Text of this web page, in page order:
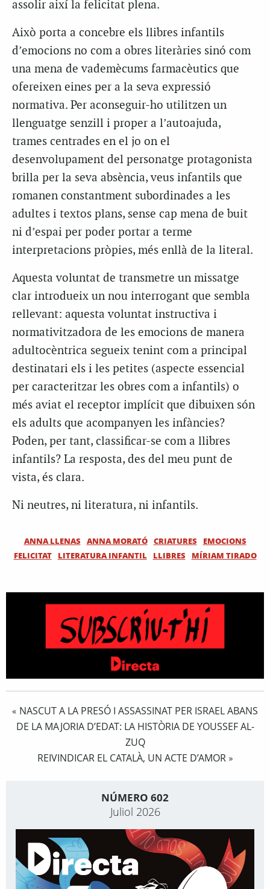
assolir així la felicitat plena.
Això porta a concebre els llibres infantils
d’emocions no com a obres literàries sinó com
una mena de vademècums farmacèutics que
ofereixen eines per a la seva expressió
normativa. Per aconseguir-ho utilitzen un
llenguatge senzill i proper a l’autoajuda,
trames centrades en el jo on el
desenvolupament del personatge protagonista
brilla per la seva absència, veus infantils que
romanen constantment subordinades a les
adultes i textos plans, sense cap mena de buit
ni d’espai per poder portar a terme
interpretacions pròpies, més enllà de la literal.
Aquesta voluntat de transmetre un missatge
clar introdueix un nou interrogant que sembla
rellevant: aquesta voluntat instructiva i
normativitzadora de les emocions de manera
adultocèntrica segueix tenint com a principal
destinatari els i les petites (aspecte essencial
per caracteritzar les obres com a infantils) o
més aviat el receptor implícit que dibuixen són
els adults que acompanyen les infàncies?
Poden, per tant, classificar-se com a llibres
infantils? La resposta, des del meu punt de
vista, és clara.
Ni neutres, ni literatura, ni infantils.
ANNA LLENAS ANNA MORATÓ CRIATURES
EMOCIONS
FELICITAT
LITERATURA INFANTIL LLIBRES MÍRIAM TIRADO
« NASCUT A LA PRESÓ I ASSASSINAT PER ISRAEL ABANS
DE LA MAJORIA D’EDAT: LA HISTÒRIA DE YOUSSEF AL-
ZUQ
REIVINDICAR EL CATALÀ, UN ACTE D’AMOR»
NÚMERO 602
Juliol 2026